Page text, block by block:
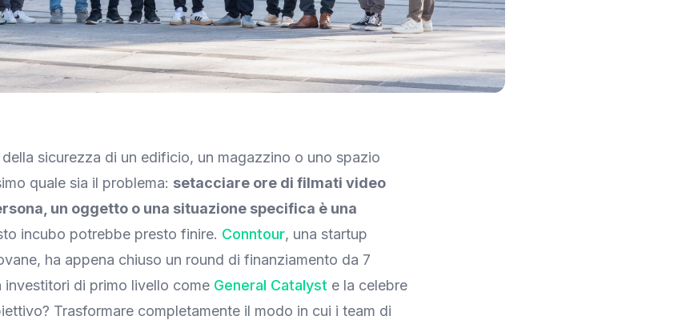
sicurezza di un edificio, un magazzino o uno spazio
quale sia il problema: setacciare ore di filmati video
un oggetto o una situazione specifica è una
incubo potrebbe presto finire. Conntour, una startup
ha appena chiuso un round di finanziamento da 7
investitori di primo livello come General Catalyst e la celebre
Trasformare completamente il modo in cui i team di